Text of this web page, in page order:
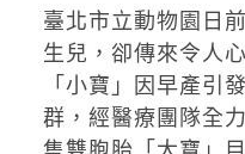
臺北市立動物園日
生兒，卻傳來令人
「小寶」因早產引
群，經醫療團隊全